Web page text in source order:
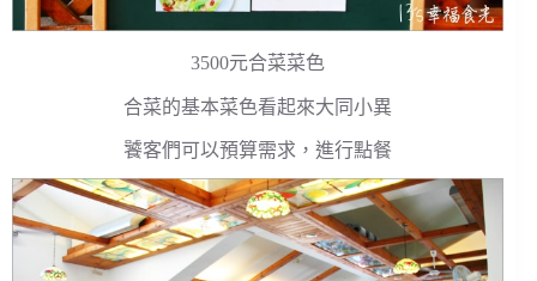
3500元合菜菜色
合菜的基本菜色看起來大同小異
饕客們可以預算需求，進行點餐